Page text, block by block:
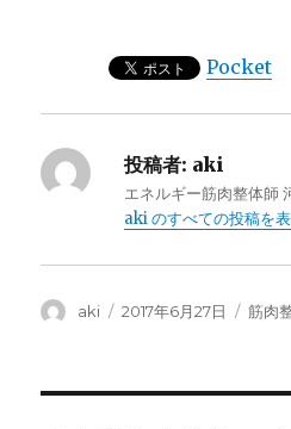
Pocket
投稿者: aki
エネルギー筋肉整体師
aki のすべての投稿を
投
aki
投
2017年6月27日
カ
筋肉